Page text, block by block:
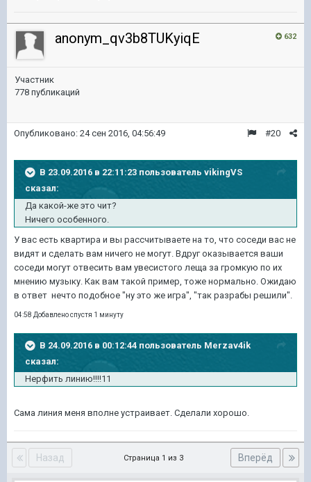
632
anonym_qv3b8TUKyiqE
Участник
778 публикаций
#20
Опубликовано: 24 сен 2016, 04:56:49
В 23.09.2016 в 22:11:23 пользователь vikingVS
сказал:
Да какой-же это чит?
Ничего особенного.
У вас есть квартира и вы рассчитываете на то, что соседи вас не
видят и сделать вам ничего не могут. Вдруг оказывается ваши
соседи могут отвесить вам увесистого леща за громкую по их
мнению музыку. Как вам такой пример, тоже нормально. Ожидаю
в ответ нечто подобное "ну это же игра", "так разрабы решили".
04:58 Добавлено спустя 1 минуту
В 24.09.2016 в 00:12:44 пользователь Merzav4ik
сказал:
Нерфить линию!!!!11
Сама линия меня вполне устраивает. Сделали хорошо.
Назад Вперёд
Страница 1 из 3